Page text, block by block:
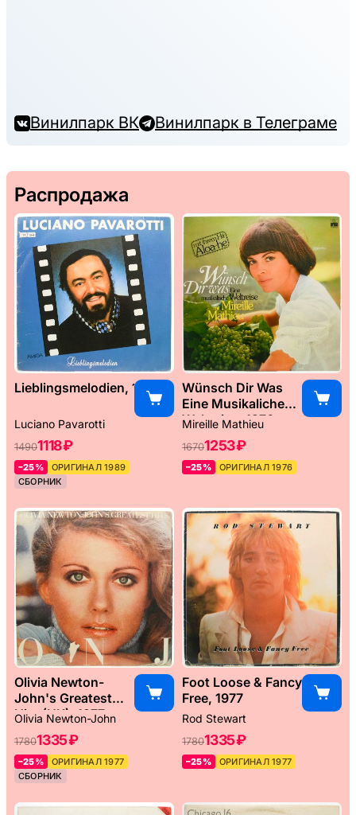
Винилпарк ВК Винилпарк в Телеграме
Распродажа
Lieblingsmelodien, 1989
Luciano Pavarotti
14901118 ₽
–25%
ОРИГИНАЛ 1989
СБОРНИК
Wünsch Dir Was
Eine Musikaliche
Weltreise, 1976
Mireille Mathieu
16701253 ₽
–25% ОРИГИНАЛ 1976
Olivia Newton-
John's Greatest
Hits (UK), 1977
Olivia Newton-John
17801335 ₽
–25%
ОРИГИНАЛ 1977
СБОРНИК
Foot Loose & Fancy
Free, 1977
Rod Stewart
17801335 ₽
–25% ОРИГИНАЛ 1977